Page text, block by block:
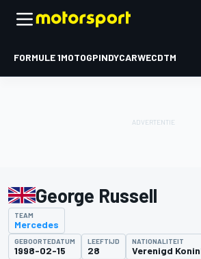
FORMULE 1MOTOGPINDYCARWECDTM
George Russell
TEAM
Mercedes
GEBOORTEDATUM
1998-02-15
LEEFTIJD
28
NATIONALITEIT
Verenigd